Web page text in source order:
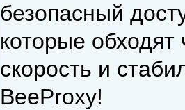
безопасный
которые
скорость и
BeeProxy!